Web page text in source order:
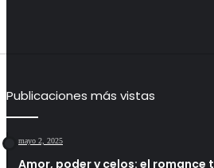
Publicaciones más vistas
mayo 2, 2025
Amor, poder y celos: el romance